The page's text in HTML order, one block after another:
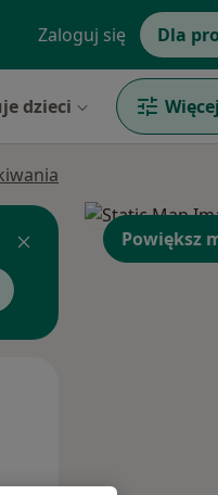
Zaloguj się Dla
dzieci
Powiększ